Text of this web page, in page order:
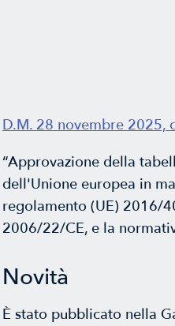
D.M. 28 novembre 2025,
“Approvazione della
dell'Unione europea in
regolamento (UE) 2016/
2006/22/CE, e la
Novità
È stato pubblicato nella